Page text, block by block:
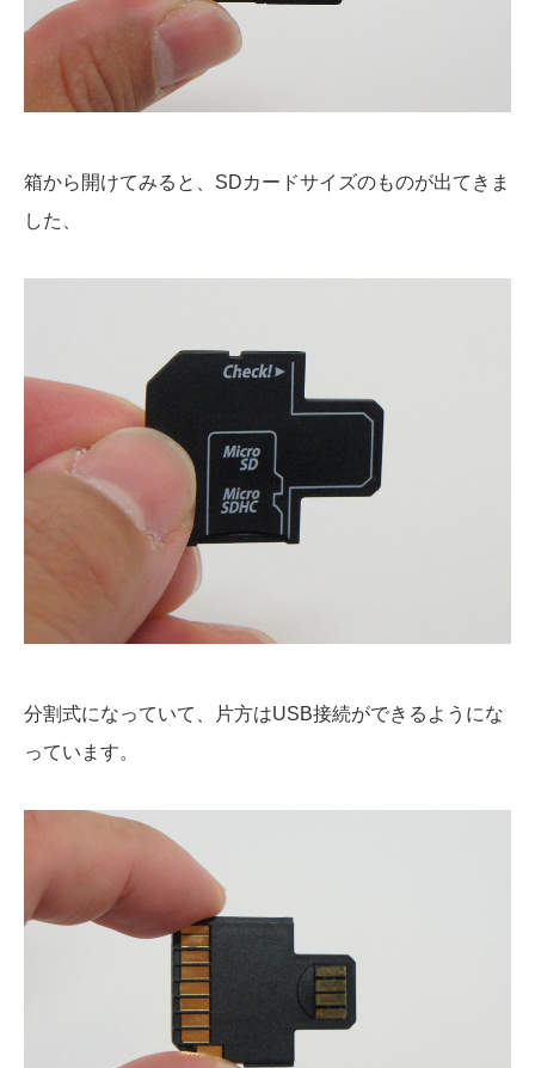
箱から開けてみると、SDカードサイズのものが出てきま
した、
分割式になっていて、片方はUSB接続ができるようにな
っています。